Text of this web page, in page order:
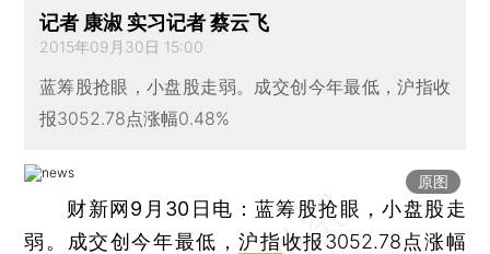
记者 康淑 实习记者 蔡云飞
2015年09月30日 15:00
蓝筹股抢眼，小盘股走弱。成交创今年最低，沪指收
报3052.78点涨幅0.48%
原图
财新网9月30日电 ：蓝筹股抢眼，小盘股走
弱。成交创今年最低，沪指收报3052.78点涨幅